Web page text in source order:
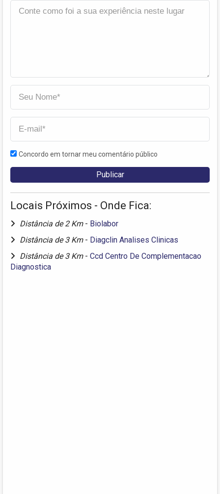
Concordo em tornar meu comentário público
Locais Próximos - Onde Fica:
Distância de 2 Km - Biolabor
Distância de 3 Km - Diagclin Analises Clinicas
Distância de 3 Km - Ccd Centro De Complementacao
Diagnostica